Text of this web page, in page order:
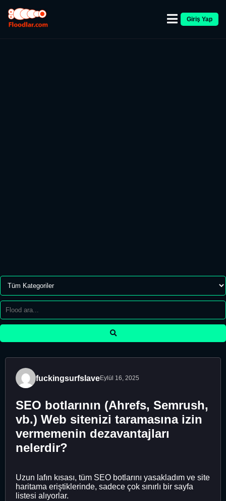
Giriş Yap
fuckingsurfslaveEylül 16, 2025
SEO botlarının (Ahrefs, Semrush,
vb.) Web sitenizi taramasına izin
vermemenin dezavantajları
nelerdir?
Uzun lafın kısası, tüm SEO botlarını yasakladım ve site
haritama eriştiklerinde, sadece çok sınırlı bir sayfa
listesi alıyorlar.